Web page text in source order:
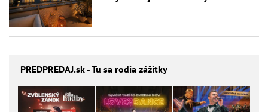
PREDPREDAJ.sk - Tu sa rodia zážitky